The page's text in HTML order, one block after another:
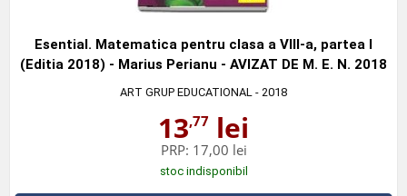
Esential. Matematica pentru clasa a VIII-a, partea I
(Editia 2018) - Marius Perianu - AVIZAT DE M. E. N. 2018
ART GRUP EDUCATIONAL - 2018
13,77 lei
PRP: 17,00 lei
stoc indisponibil